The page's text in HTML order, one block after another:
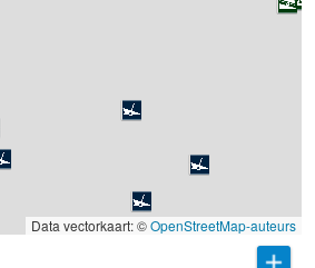
Data vectorkaart: ©OpenStreetMap-auteurs